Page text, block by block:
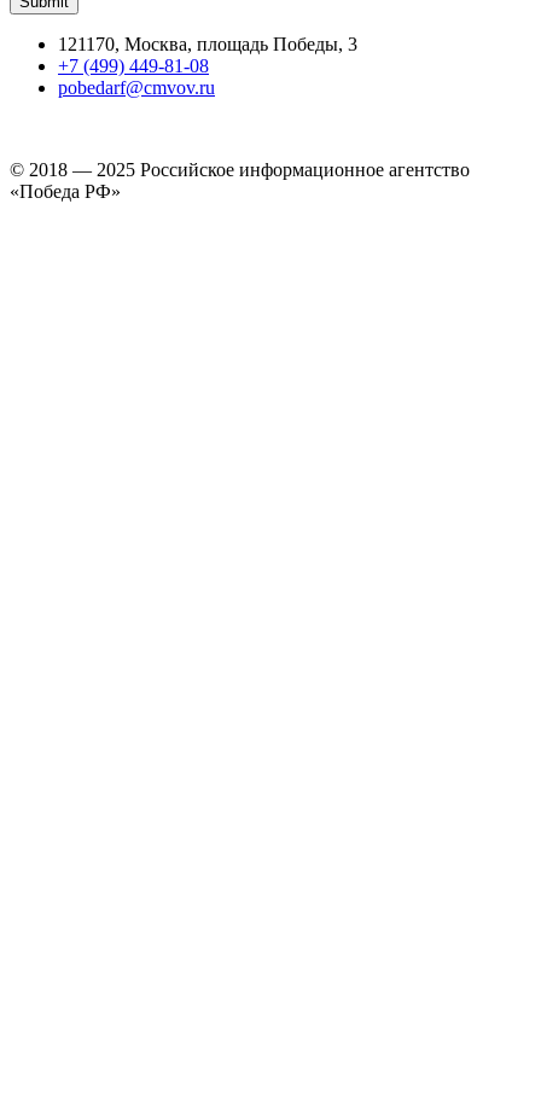
121170, Москва, площадь Победы, 3
+7 (499) 449-81-08
pobedarf@cmvov.ru
© 2018 — 2025 Российское информационное агентство
«Победа РФ»